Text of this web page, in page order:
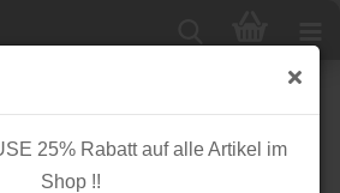
25% Rabatt auf alle Artikel im
Shop !!
- 11 mm - lapis - meetMilk